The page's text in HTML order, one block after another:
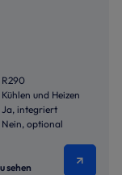
R290
Kühlen und Heizen
Ja, integriert
Nein, optional
sehen